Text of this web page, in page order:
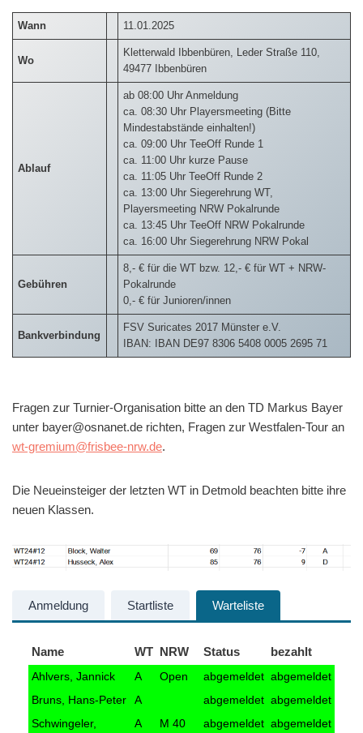
Wann 11.01.2025
Wo
Kletterwald Ibbenbüren, Leder Straße 110,
49477 Ibbenbüren
Ablauf
ab 08:00 Uhr Anmeldung
ca. 08:30 Uhr Playersmeeting (Bitte
Mindestabstände einhalten!)
ca. 09:00 Uhr TeeOff Runde 1
ca. 11:00 Uhr kurze Pause
ca. 11:05 Uhr TeeOff Runde 2
ca. 13:00 Uhr Siegerehrung WT,
Playersmeeting NRW Pokalrunde
ca. 13:45 Uhr TeeOff NRW Pokalrunde
ca. 16:00 Uhr Siegerehrung NRW Pokal
Gebühren
8,- € für die WT bzw. 12,- € für WT + NRW-
Pokalrunde
0,- € für Junioren/innen
Bankverbindung
FSV Suricates 2017 Münster e.V.
IBAN: IBAN DE97 8306 5408 0005 2695 71
Fragen zur Turnier-Organisation bitte an den TD Markus Bayer
unter bayer@osnanet.de richten, Fragen zur Westfalen-Tour an
wt-gremium@frisbee-nrw.de.
Die Neueinsteiger der letzten WT in Detmold beachten bitte ihre
neuen Klassen.
Anmeldung Startliste Warteliste
Name WT NRW Status bezahlt
Ahlvers, Jannick A Open abgemeldet abgemeldet
Bruns, Hans-Peter
A abgemeldet abgemeldet
Schwingeler,
A M 40 abgemeldet abgemeldet